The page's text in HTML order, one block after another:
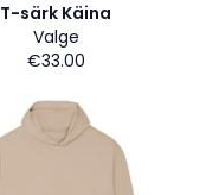
T-särk Käina
Valge
€33.00